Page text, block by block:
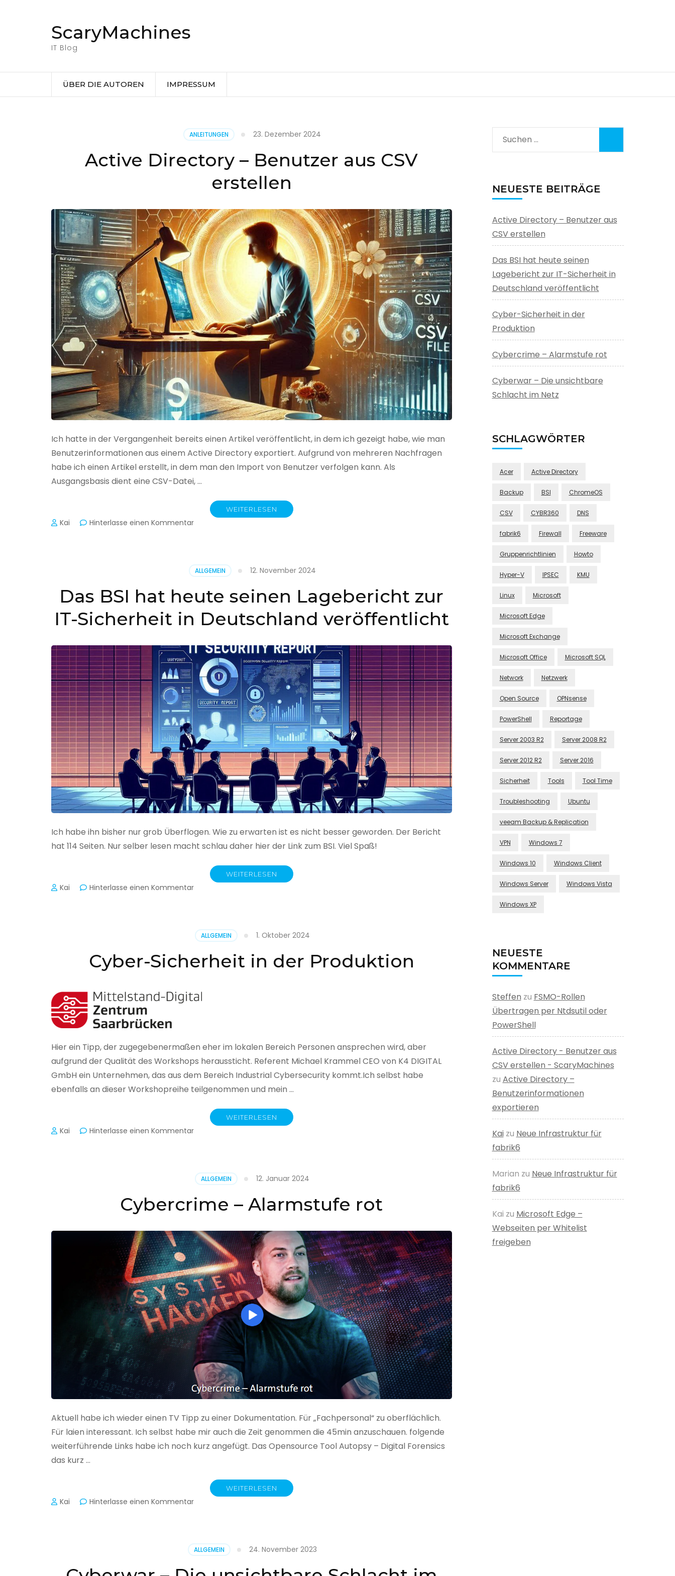
(Eingabetaste
ScaryMachines
IT Blog
ÜBER DIE AUTOREN IMPRESSUM
ANLEITUNGEN 23. Dezember 2024
Active Directory – Benutzer aus CSV
erstellen
Ich hatte in der Vergangenheit bereits einen Artikel veröffentlicht, in dem ich gezeigt habe, wie man
Benutzerinformationen aus einem Active Directory exportiert. Aufgrund von mehreren Nachfragen
habe ich einen Artikel erstellt, in dem man den Import von Benutzer verfolgen kann. Als
Ausgangsbasis dient eine CSV-Datei, …
WEITERLESEN
Kai Hinterlasse einen Kommentarzu
Benutzer
aus
erstellen
ALLGEMEIN 12. November 2024
Das BSI hat heute seinen Lagebericht zur
IT-Sicherheit in Deutschland veröffentlicht
Ich habe ihn bisher nur grob Überflogen. Wie zu erwarten ist es nicht besser geworden. Der Bericht
hat 114 Seiten. Nur selber lesen macht schlau daher hier der Link zum BSI. Viel Spaß!
WEITERLESEN
Kai Hinterlasse einen Kommentarzu
heute
seinen
zur
in
Deutschland
ALLGEMEIN 1. Oktober 2024
Cyber-Sicherheit in der Produktion
Hier ein Tipp, der zugegebenermaßen eher im lokalen Bereich Personen ansprechen wird, aber
aufgrund der Qualität des Workshops heraussticht. Referent Michael Krammel CEO von K4 DIGITAL
GmbH ein Unternehmen, das aus dem Bereich Industrial Cybersecurity kommt.Ich selbst habe
ebenfalls an dieser Workshopreihe teilgenommen und mein …
WEITERLESEN
Kai Hinterlasse einen Kommentarzu
der
Produktion
ALLGEMEIN 12. Januar 2024
Cybercrime – Alarmstufe rot
Aktuell habe ich wieder einen TV Tipp zu einer Dokumentation. Für „Fachpersonal“ zu oberflächlich.
Für laien interessant. Ich selbst habe mir auch die Zeit genommen die 45min anzuschauen. folgende
weiterführende Links habe ich noch kurz angefügt. Das Opensource Tool Autopsy – Digital Forensics
das kurz …
WEITERLESEN
Kai Hinterlasse einen Kommentarzu
rot
ALLGEMEIN 24. November 2023
Suchen
nach:
NEUESTE BEITRÄGE
Active Directory – Benutzer aus
CSV erstellen
Das BSI hat heute seinen
Lagebericht zur IT-Sicherheit in
Deutschland veröffentlicht
Cyber-Sicherheit in der
Produktion
Cybercrime – Alarmstufe rot
Cyberwar – Die unsichtbare
Schlacht im Netz
SCHLAGWÖRTER
Acer Active Directory
Backup BSI ChromeOS
CSV CYBR360 DNS
fabrik6 Firewall Freeware
Gruppenrichtlinien Howto
Hyper-V IPSEC KMU
Linux Microsoft
Microsoft Edge
Microsoft Exchange
Microsoft Office Microsoft SQL
Network Netzwerk
Open Source OPNsense
PowerShell Reportage
Server 2003 R2 Server 2008 R2
Server 2012 R2 Server 2016
Sicherheit Tools Tool Time
Troubleshooting Ubuntu
veeam Backup & Replication
VPN Windows 7
Windows 10 Windows Client
Windows Server Windows Vista
Windows XP
NEUESTE
KOMMENTARE
Steffen zu FSMO-Rollen
Übertragen per Ntdsutil oder
PowerShell
Active Directory - Benutzer aus
CSV erstellen - ScaryMachines
zu Active Directory –
Benutzerinformationen
exportieren
Kaizu Neue Infrastruktur für
fabrik6
Marian zu Neue Infrastruktur für
fabrik6
Kai zu Microsoft Edge –
Webseiten per Whitelist
freigeben